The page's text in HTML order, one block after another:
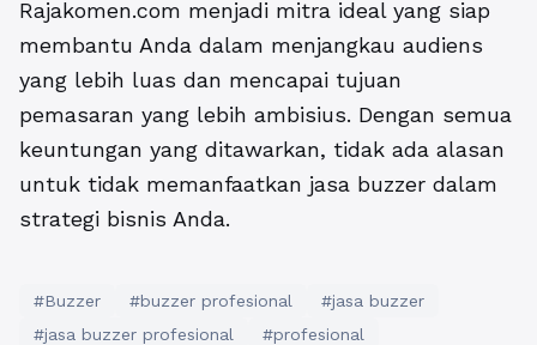
Rajakomen.com menjadi mitra ideal yang siap
membantu Anda dalam menjangkau audiens
yang lebih luas dan mencapai tujuan
pemasaran yang lebih ambisius. Dengan semua
keuntungan yang ditawarkan, tidak ada alasan
untuk tidak memanfaatkan jasa buzzer dalam
strategi bisnis Anda.
#Buzzer #buzzer profesional
#jasa buzzer
#jasa buzzer profesional
#profesional